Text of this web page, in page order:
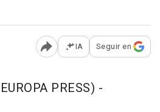
Abrir opciones para
IA Seguir en
PRESS) -